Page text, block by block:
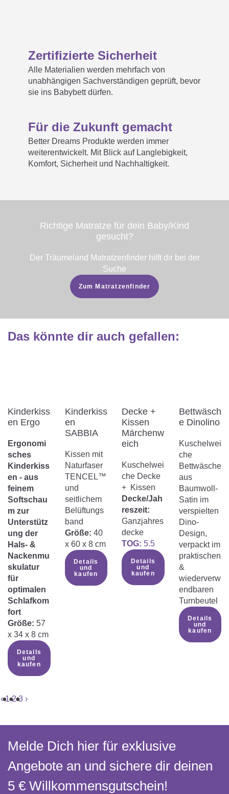
Zertifizierte Sicherheit
Alle Materialien werden mehrfach von
unabhängigen Sachverständigen geprüft, bevor
sie ins Babybett dürfen.
Für die Zukunft gemacht
Better Dreams Produkte werden immer
weiterentwickelt. Mit Blick auf Langlebigkeit,
Komfort, Sicherheit und Nachhaltigkeit.
Richtige Matratze ­­­­­­­für dein Baby/Kind
gesucht?
Der Träumeland Matratzenfinder hilft dir bei der
Suche
Zum Matratzenfinder
Das könnte dir auch gefallen:
Kinderkiss
en Ergo
Ergonomi
sches
Kinderkiss
en - aus
feinem
Softschau
m zur
Unterstütz
ung der
Hals- &
Nackenmu
skulatur
für
optimalen
Schlafkom
fort
Größe: 57
x 34 x 8 cm
Details
und
kaufen
Kinderkiss
en
SABBIA
Kissen mit
Naturfaser
TENCEL™
und
seitlichem
Belüftungs
band
Größe: 40
x 60 x 8 cm
Details
und
kaufen
Decke +
Kissen
Märchenw
eich
Kuschelwei
che Decke
+ Kissen
Decke/Jah
reszeit:
Ganzjahres
decke
TOG: 5.5
Details
und
kaufen
Bettwäsch
e Dinolino
Kuschelwei
che
Bettwäsche
aus
Baumwoll-
Satin im
verspielten
Dino-
Design,
verpackt im
praktischen
&
wiederverw
endbaren
Turnbeutel
Details
und
kaufen
‹ 1 2 3 ›
Melde Dich hier für exklusive
Angebote an und sichere dir deinen
5 € Willkommens­gutschein!